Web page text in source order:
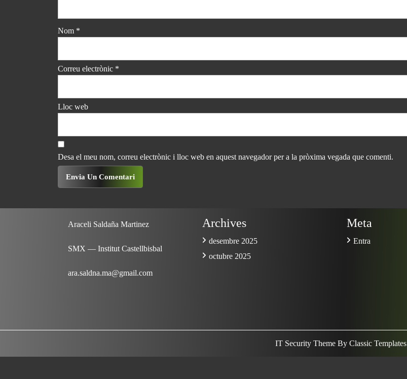
Nom *
Correu electrònic *
Lloc web
Desa el meu nom, correu electrònic i lloc web en aquest navegador per a la pròxima vegada que comenti.
Araceli Saldaña Martinez
SMX — Institut Castellbisbal
ara.saldna.ma@gmail.com
Archives
desembre 2025
octubre 2025
Meta
Entra
IT Security Theme By Classic Templates